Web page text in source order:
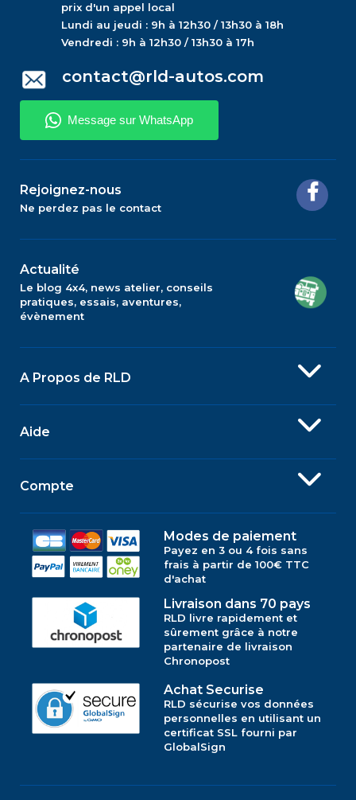
prix d'un appel local
Lundi au jeudi : 9h à 12h30 / 13h30 à 18h
Vendredi : 9h à 12h30 / 13h30 à 17h
contact@rld-autos.com
Rejoignez-nous
Ne perdez pas le contact
Actualité
Le blog 4x4, news atelier, conseils
pratiques, essais, aventures,
évènement
A Propos de RLD
Aide
Compte
Modes de paiement
Payez en 3 ou 4 fois sans
frais à partir de 100€ TTC
d'achat
Livraison dans 70 pays
RLD livre rapidement et
sûrement grâce à notre
partenaire de livraison
Chronopost
Achat Securise
RLD sécurise vos données
personnelles en utilisant un
certificat SSL fourni par
GlobalSign